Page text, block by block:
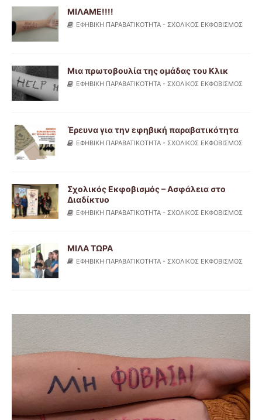
ΜΙΛΑΜΕ!!!!
ΕΦΗΒΙΚΗ ΠΑΡΑΒΑΤΙΚΟΤΗΤΑ - ΣΧΟΛΙΚΟΣ ΕΚΦΟΒΙΣΜΟΣ
Μια πρωτοβουλία της ομάδας του Κλικ
ΕΦΗΒΙΚΗ ΠΑΡΑΒΑΤΙΚΟΤΗΤΑ - ΣΧΟΛΙΚΟΣ ΕΚΦΟΒΙΣΜΟΣ
Έρευνα για την εφηβική παραβατικότητα
ΕΦΗΒΙΚΗ ΠΑΡΑΒΑΤΙΚΟΤΗΤΑ - ΣΧΟΛΙΚΟΣ ΕΚΦΟΒΙΣΜΟΣ
Σχολικός Εκφοβισμός – Ασφάλεια στο
Διαδίκτυο
ΕΦΗΒΙΚΗ ΠΑΡΑΒΑΤΙΚΟΤΗΤΑ - ΣΧΟΛΙΚΟΣ ΕΚΦΟΒΙΣΜΟΣ
ΜΙΛΑ ΤΩΡΑ
ΕΦΗΒΙΚΗ ΠΑΡΑΒΑΤΙΚΟΤΗΤΑ - ΣΧΟΛΙΚΟΣ ΕΚΦΟΒΙΣΜΟΣ